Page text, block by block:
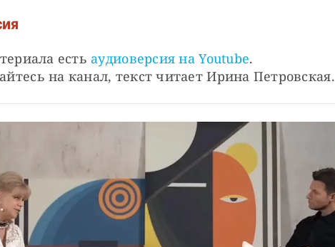
есть аудиоверсия на Youtube.
на канал, текст читает Ирина Петровская.